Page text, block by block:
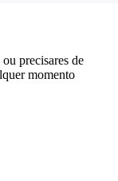
precisares de
momento